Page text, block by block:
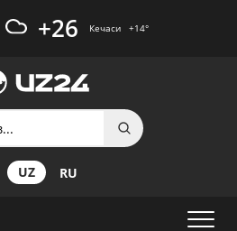
+26 Кечаси +14°
UZ RU